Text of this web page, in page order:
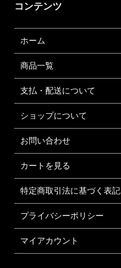
コンテンツ
ホーム
商品一覧
支払・配送について
ショップについて
お問い合わせ
カートを見る
特定商取引法に基づく表記
プライバシーポリシー
マイアカウント